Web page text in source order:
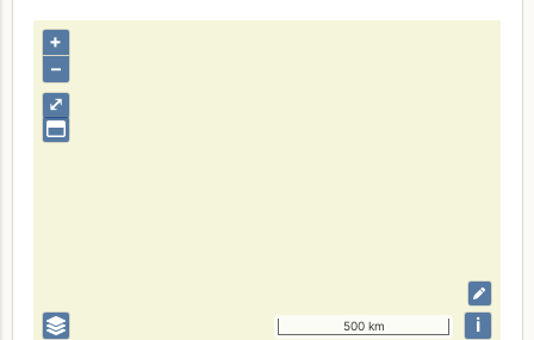
⤢
+
–
500 km i